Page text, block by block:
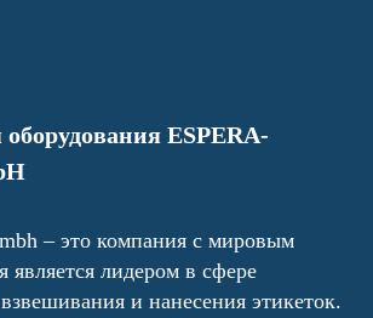
оборудования ESPERA-
– это компания с мировым
является лидером в сфере
и нанесения этикеток.